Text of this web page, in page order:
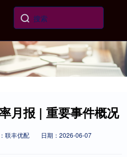
月报 | 重要事件概况
联丰优配
日期：2026-06-07